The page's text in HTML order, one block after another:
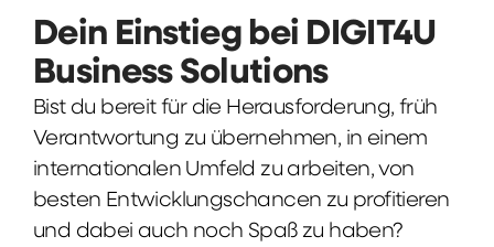
Dein Einstieg bei DIGIT4U
Business Solutions
Bist du bereit für die Herausforderung, früh
Verantwortung zu übernehmen, in einem
internationalen Umfeld zu arbeiten, von
besten Entwicklungschancen zu profitieren
und dabei auch noch Spaß zu haben?